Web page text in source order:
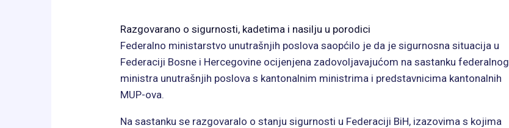
Razgovarano o sigurnosti, kadetima i nasilju u porodici
Federalno ministarstvo unutrašnjih poslova saopćilo je da je sigurnosna situacija u
Federaciji Bosne i Hercegovine ocijenjena zadovoljavajućom na sastanku federalnog
ministra unutrašnjih poslova s kantonalnim ministrima i predstavnicima kantonalnih
MUP-ova.
Na sastanku se razgovaralo o stanju sigurnosti u Federaciji BiH, izazovima s kojima